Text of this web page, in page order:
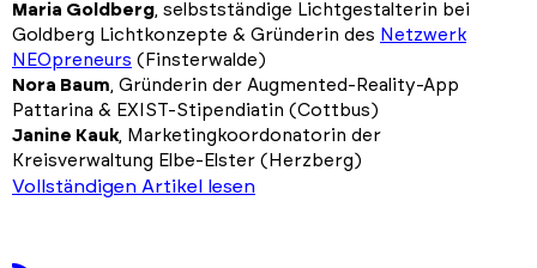
Maria Goldberg, selbstständige Lichtgestalterin bei
Goldberg Lichtkonzepte & Gründerin des Netzwerk
NEOpreneurs (Finsterwalde)
Nora Baum, Gründerin der Augmented-Reality-App
Pattarina & EXIST-Stipendiatin (Cottbus)
Janine Kauk, Marketingkoordonatorin der
Kreisverwaltung Elbe-Elster (Herzberg)
Vollständigen Artikel lesen